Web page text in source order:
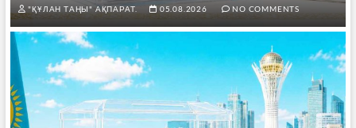
"ҚҰЛАН ТАҢЫ" АҚПАРАТ. 05.08.2026 NO COMMENTS